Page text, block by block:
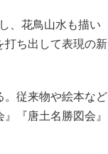
、花鳥山水も描い
打ち出して表現の新
。従来物や絵本など
『唐土名勝図会』